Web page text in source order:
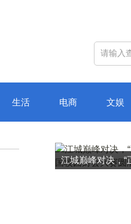
生活 电商 文娱
园财会大
破局